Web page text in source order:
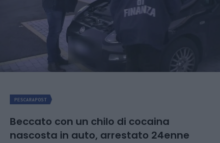
PESCARAPOST
Beccato con un chilo di cocaina
nascosta in auto, arrestato 24enne